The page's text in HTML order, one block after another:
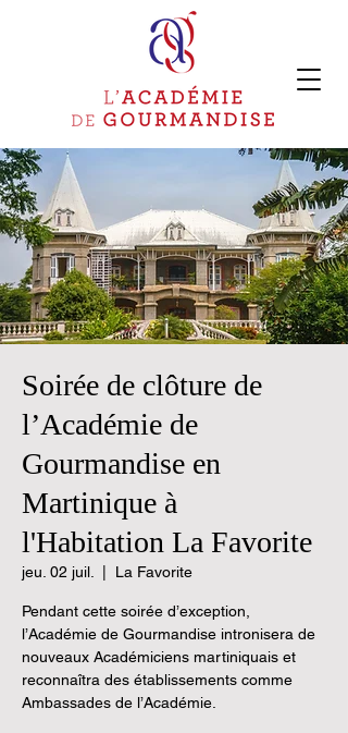
Soirée de clôture de
l’Académie de
Gourmandise en
Martinique à
l'Habitation La Favorite
jeu. 02 juil. La Favorite
Pendant cette soirée d’exception,
l’Académie de Gourmandise intronisera de
nouveaux Académiciens martiniquais et
reconnaîtra des établissements comme
Ambassades de l’Académie.